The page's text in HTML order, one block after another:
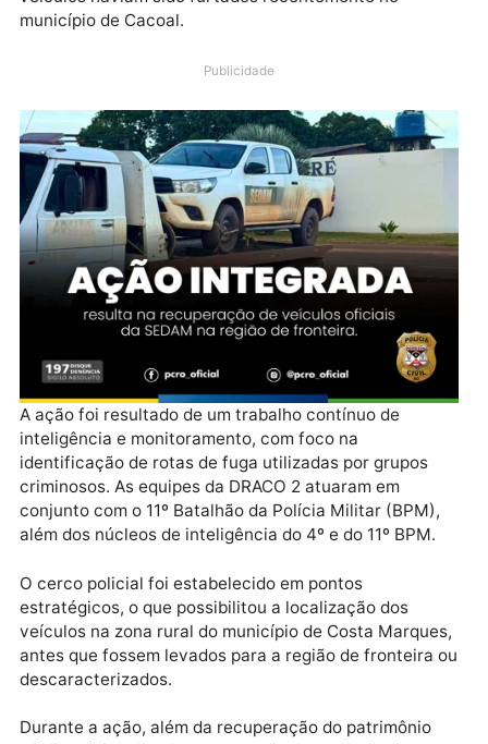
recuperou, neste domingo (1º de fevereiro), duas
Estado do Desenvolvimento Ambiental (SEDAM). Os
veículos haviam sido furtados recentemente no
município de Cacoal.
Publicidade
inteligência e monitoramento, com foco na
identificação de rotas de fuga utilizadas por grupos
criminosos. As equipes da DRACO 2 atuaram em
conjunto com o 11º Batalhão da Polícia Militar (BPM),